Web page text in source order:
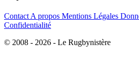
Contact A propos Mentions Légales
Confidentialité
© 2008 - 2026 - Le Rugbynistère